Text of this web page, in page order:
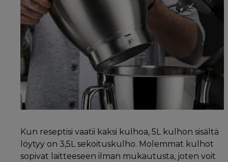
Kun reseptisi vaatii kaksi kulhoa, 5L kulhon sisältä
löytyy on 3,5L sekoituskulho. Molemmat kulhot
sopivat laitteeseen ilman mukautusta, joten voit